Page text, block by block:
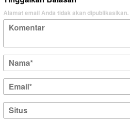
Alamat email Anda tidak akan dipublikasikan.